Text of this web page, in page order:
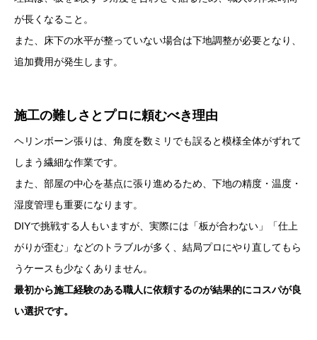
が長くなること。
また、床下の水平が整っていない場合は下地調整が必要となり、
追加費用が発生します。
施工の難しさとプロに頼むべき理由
ヘリンボーン張りは、角度を数ミリでも誤ると模様全体がずれて
しまう繊細な作業です。
また、部屋の中心を基点に張り進めるため、下地の精度・温度・
湿度管理も重要になります。
DIYで挑戦する人もいますが、実際には「板が合わない」「仕上
がりが歪む」などのトラブルが多く、結局プロにやり直してもら
うケースも少なくありません。
最初から施工経験のある職人に依頼するのが結果的にコスパが良
い選択です。